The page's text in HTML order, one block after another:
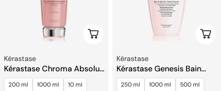
Scegli Le Opzioni
Venditore:
Kérastase
Kérastase Chroma Absolu
Cica Chroma Balsamo
200 ml 1000 ml 10 ml
Venditore:
Kérastase
Kérastase Genesis Bain
Nutri-Fortifiant Shampoo
250 ml 1000 ml 500 ml